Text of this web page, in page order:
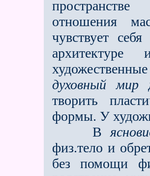
отношения
чувствует
духовный
мир
творить
формы. У
В
физ.тело и
без помощи